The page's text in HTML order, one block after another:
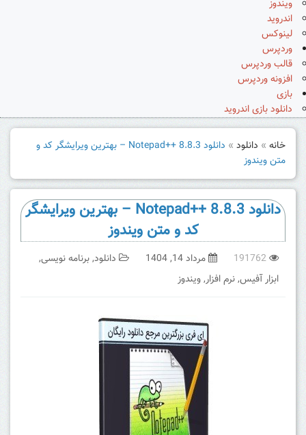
ویندوز
اندروید
لینوکس
وردپرس
قالب وردپرس
افزونه وردپرس
بازی
دانلود بازی اندروید
خانه » دانلود »
دانلود Notepad++ 8.8.3 – بهترین ویرایشگر کد و
متن ویندوز
دانلود Notepad++ 8.8.3 – بهترین ویرایشگر
کد و متن ویندوز
191762 مرداد 14, 1404 دانلود,برنامه نویسی,
ابزار آفیس,نرم افزار,ویندوز